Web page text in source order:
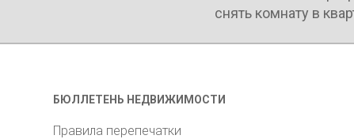
снять комнату в
БЮЛЛЕТЕНЬ НЕДВИЖИМОСТИ
Правила перепечатки